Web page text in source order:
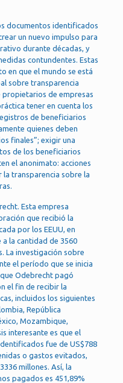
documentos identificados
un nuevo impulso para
durante décadas, y
contundentes. Estas
en que el mundo se está
sobre transparencia
de empresas
tener en cuenta los
de beneficiarios
quienes deben
finales”; exigir una
de los beneficiarios
el anonimato: acciones
transparencia sobre la
Esta empresa
que recibió la
por los EEUU, en
a la cantidad de 3560
La investigación sobre
el período que se inicia
que Odebrecht pagó
el fin de recibir la
incluidos los siguientes
República
Mozambique,
interesante es que el
fue de US$788
o gastos evitados,
millones. Así, la
pagados es 451,89%